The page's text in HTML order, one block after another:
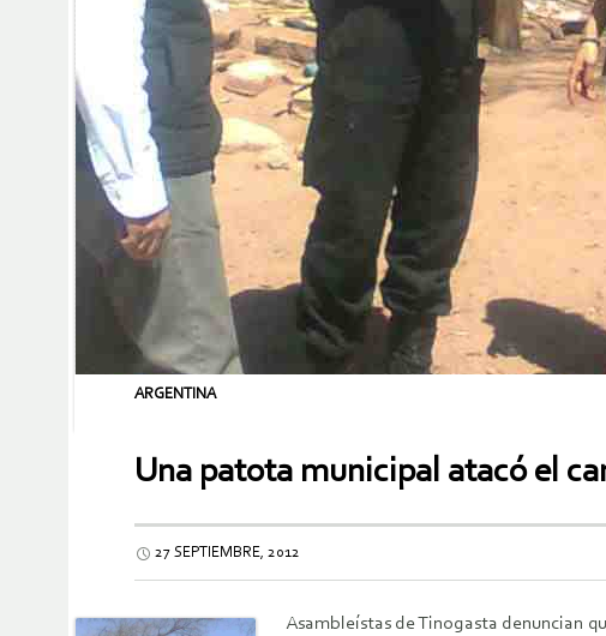
ARGENTINA
Una patota municipal atacó el
27 SEPTIEMBRE, 2012
Asambleístas de Tinogasta denuncian